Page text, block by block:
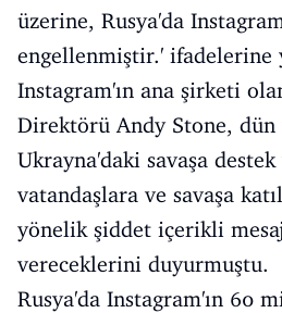
üzerine, Rusya'da
engellenmiştir.'
Instagram'ın ana şirketi
Direktörü Andy Stone, dün
Ukrayna'daki savaşa
vatandaşlara ve savaşa
yönelik şiddet içerikli
vereceklerini duyurmuştu.
Rusya'da Instagram'ın 60